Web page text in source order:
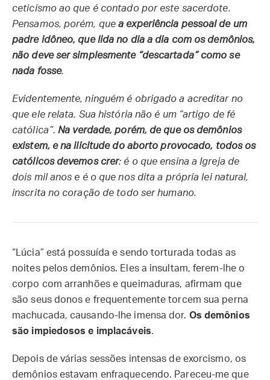
ceticismo ao que é contado por este sacerdote.
Pensamos, porém, quea experiência pessoal de um
padre idôneo, que lida no dia a dia com os demônios,
não deve ser simplesmente “descartada” como se
nada fosse.
Evidentemente, ninguém é obrigado a acreditar no
que ele relata. Sua história não é um “artigo de fé
católica”. Na verdade, porém, de que os demônios
existem, e na ilicitude do aborto provocado, todos os
católicos devemos crer: é o que ensina a Igreja de
dois mil anos e é o que nos dita a própria lei natural,
inscrita no coração de todo ser humano.
“Lúcia” está possuída e sendo torturada todas as
noites pelos demônios. Eles a insultam, ferem-lhe o
corpo com arranhões e queimaduras, afirmam que
são seus donos e frequentemente torcem sua perna
machucada, causando-lhe imensa dor. Os demônios
são impiedosos e implacáveis.
Depois de várias sessões intensas de exorcismo, os
demônios estavam enfraquecendo. Pareceu-me que